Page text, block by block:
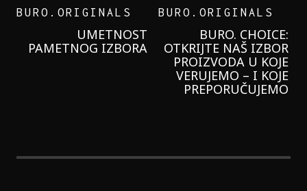
GARNIER KREMU I
NIKADA NIŠTA
LAGANIJE NISAM
KORISTILA